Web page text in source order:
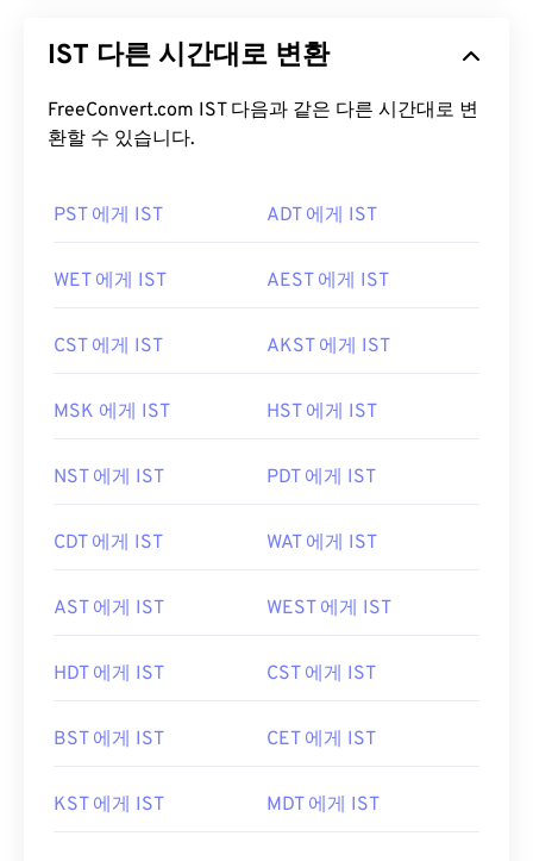
IST 다른 시간대로 변환
FreeConvert.com IST 다음과 같은 다른 시간대로 변
환할 수 있습니다.
PST 에게 IST ADT 에게 IST
WET 에게 IST AEST 에게 IST
CST 에게 IST AKST 에게 IST
MSK 에게 IST HST 에게 IST
NST 에게 IST PDT 에게 IST
CDT 에게 IST WAT 에게 IST
AST 에게 IST WEST 에게 IST
HDT 에게 IST CST 에게 IST
BST 에게 IST CET 에게 IST
KST 에게 IST MDT 에게 IST